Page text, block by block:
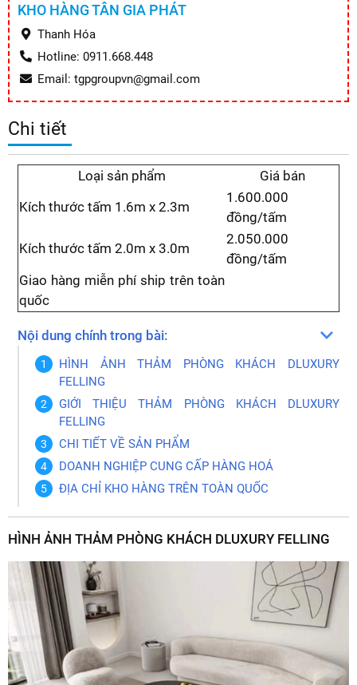
KHO HÀNG TÂN GIA PHÁT
Thanh Hóa
Hotline: 0911.668.448
Email: tgpgroupvn@gmail.com
Chi tiết
Loại sản phẩm
Giá bán
Kích thước tấm 1.6m x 2.3m
1.600.000
đồng/tấm
Kích thước tấm 2.0m x 3.0m
2.050.000
đồng/tấm
Giao hàng miễn phí ship trên toàn
quốc
Nội dung chính trong bài:
HÌNH ẢNH THẢM PHÒNG KHÁCH DLUXURY
FELLING
GIỚI THIỆU THẢM PHÒNG KHÁCH DLUXURY
FELLING
CHI TIẾT VỀ SẢN PHẨM
DOANH NGHIỆP CUNG CẤP HÀNG HOÁ
ĐỊA CHỈ KHO HÀNG TRÊN TOÀN QUỐC
HÌNH ẢNH THẢM PHÒNG KHÁCH DLUXURY FELLING